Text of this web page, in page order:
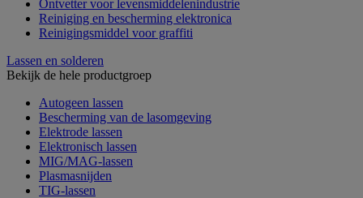
Ontvetter voor levensmiddelenindustrie
Reiniging en bescherming elektronica
Reinigingsmiddel voor graffiti
Lassen en solderen
Bekijk de hele productgroep
Autogeen lassen
Bescherming van de lasomgeving
Elektrode lassen
Elektronisch lassen
MIG/MAG-lassen
Plasmasnijden
TIG-lassen